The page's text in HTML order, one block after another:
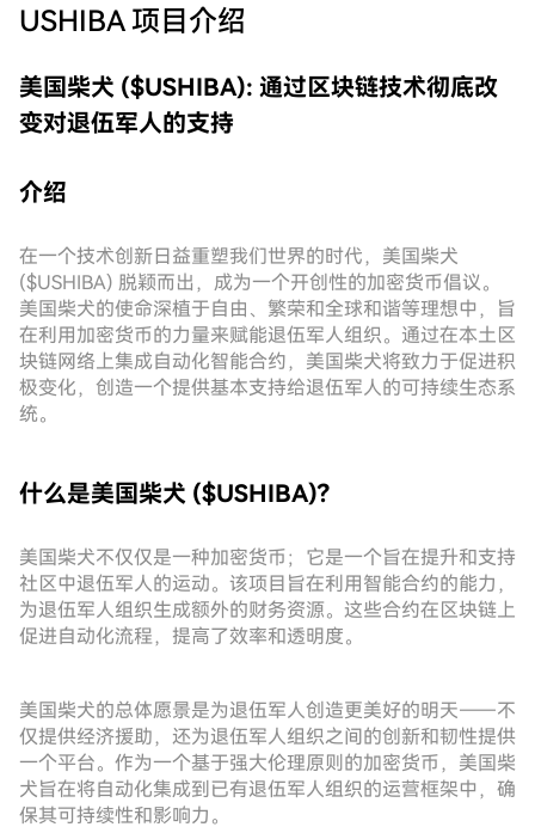
USHIBA 项目介绍
美国柴犬 ($USHIBA): 通过区块链技术彻底改
变对退伍军人的支持
介绍
在一个技术创新日益重塑我们世界的时代，美国柴犬
($USHIBA) 脱颖而出，成为一个开创性的加密货币倡议。
美国柴犬的使命深植于自由、繁荣和全球和谐等理想中，旨
在利用加密货币的力量来赋能退伍军人组织。通过在本土区
块链网络上集成自动化智能合约，美国柴犬将致力于促进积
极变化，创造一个提供基本支持给退伍军人的可持续生态系
统。
什么是美国柴犬 ($USHIBA)?
美国柴犬不仅仅是一种加密货币；它是一个旨在提升和支持
社区中退伍军人的运动。该项目旨在利用智能合约的能力，
为退伍军人组织生成额外的财务资源。这些合约在区块链上
促进自动化流程，提高了效率和透明度。
美国柴犬的总体愿景是为退伍军人创造更美好的明天——不
仅提供经济援助，还为退伍军人组织之间的创新和韧性提供
一个平台。作为一个基于强大伦理原则的加密货币，美国柴
犬旨在将自动化集成到已有退伍军人组织的运营框架中，确
保其可持续性和影响力。